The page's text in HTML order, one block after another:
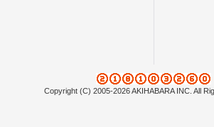
Copyright (C) 2005-2026 AKIHABARA INC. All